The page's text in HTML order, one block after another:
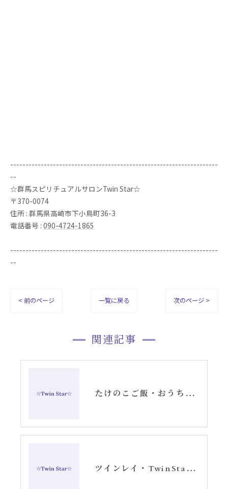
--------------------------------------------------------------------
--
☆群馬スピリチュアルサロンTwin Star☆
〒370-0074
住所 : 群馬県高崎市下小鳥町36-3
電話番号 : 090-4724-1865
--------------------------------------------------------------------
--
< 前のページ 一覧に戻る 次のページ >
関連記事
たけのこご飯・おうちランチ〜アリーシャ〜
ツインレイ・TwinStarアリーシャのプライベート感満載のブログ